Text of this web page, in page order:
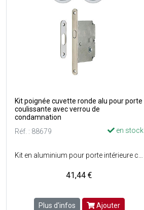
Kit poignée cuvette ronde alu pour porte
coulissante avec verrou de
condamnation
Réf. : 88679
en stock
41,44 €
Plus d'infos Ajouter